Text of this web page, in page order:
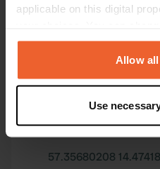
applicable on this digital
any time from the Cookie
the Privacy trigger icon.
Collect information
which can be accurate
specific characteristics
Allow
Use
Contact
Kristina Nilssons väg
576 97, Sävsjö
Coordonnées
57.35680208